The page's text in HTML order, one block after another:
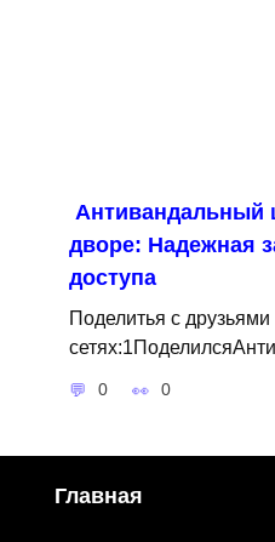
Антивандальный
дворе: Надежная
доступа
Поделитья с
0 0
Главная